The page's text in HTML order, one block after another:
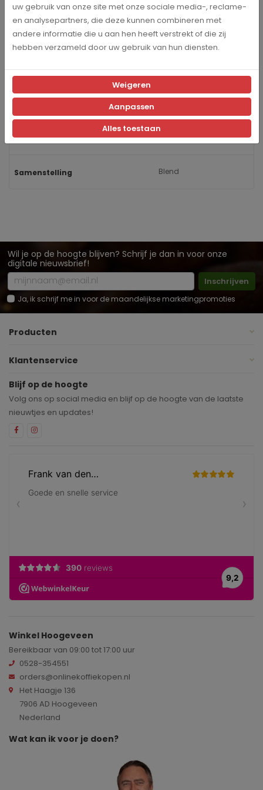
Specificaties
Inhoud 80 stuks
Samenstelling Blend
Wil je op de hoogte blijven? Schrijf je dan in voor onze
digitale nieuwsbrief!
Inschrijven
Ja, ik schrijf me in voor de maandelijkse marketingpromoties
Producten
Klantenservice
Blijf op de hoogte
Volg ons op social media en blijf op de hoogte van de laatste
nieuwtjes en updates!
Winkel Hoogeveen
Bereikbaar van 09:00 tot 17:00 uur
0528-354551
orders@onlinekoffiekopen.nl
Het Haagje 136
7906 AD Hoogeveen
Nederland
Wat kan ik voor je doen?
uw gebruik van onze site met onze sociale media-, reclame-
en analysepartners, die deze kunnen combineren met
andere informatie die u aan hen heeft verstrekt of die zij
hebben verzameld door uw gebruik van hun diensten.
Weigeren
Aanpassen
Alles toestaan